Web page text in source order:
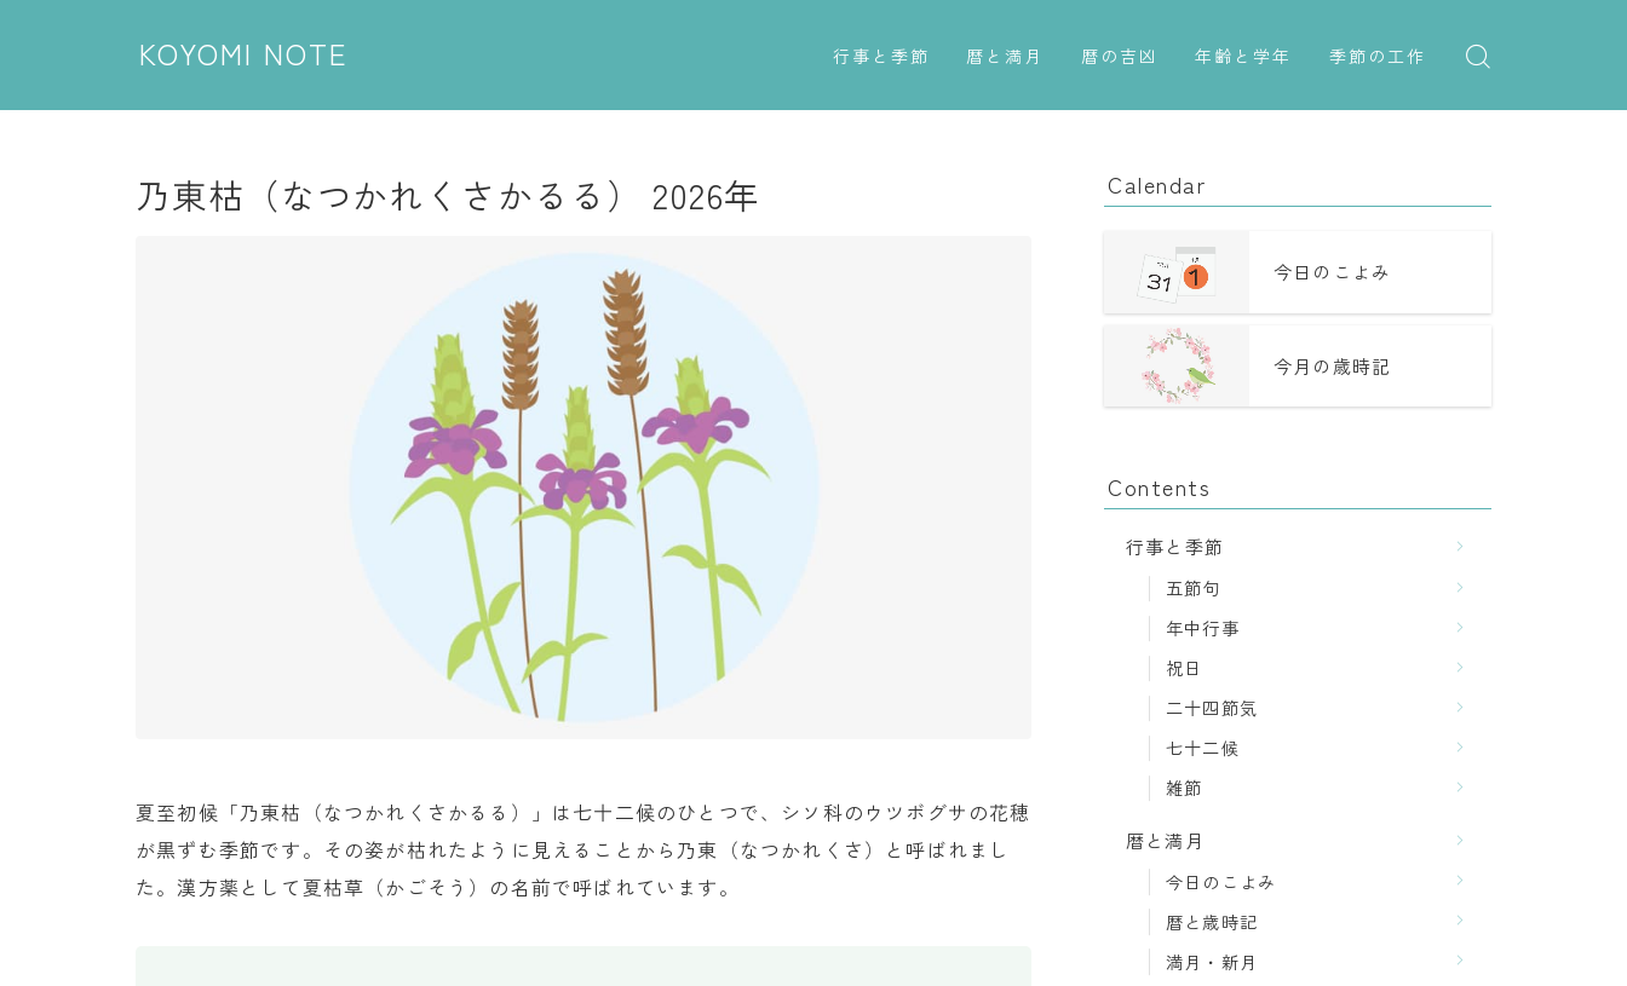
KOYOMI NOTE 行事と季節
五節句
暦と満月
今日のこよみ
暦の吉凶
吉日・縁起の良い日
二十八宿
二十七宿
誕生シンボル
年齢と学年
年齢・干支
厄年
長寿のお祝い
季節の工作
紋切り遊び
乃東枯（なつかれくさかるる） 2026年
夏至初候「乃東枯（なつかれくさかるる）」は七十二候のひとつで、シソ科のウツボグサの花穂
が黒ずむ季節です。その姿が枯れたように見えることから乃東（なつかれくさ）と呼ばれまし
た。漢方薬として夏枯草（かごそう）の名前で呼ばれています。
Calendar
今日のこよみ
今月の歳時記
Contents
行事と季節
五節句
年中行事
祝日
二十四節気
七十二候
雑節
暦と満月
今日のこよみ
暦と歳時記
満月・新月